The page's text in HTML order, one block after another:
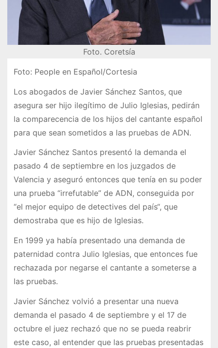
Foto. Coretsía
Foto: People en Español/Cortesia
Los abogados de Javier Sánchez Santos, que
asegura ser hijo ilegítimo de Julio Iglesias, pedirán
la comparecencia de los hijos del cantante español
para que sean sometidos a las pruebas de ADN.
Javier Sánchez Santos presentó la demanda el
pasado 4 de septiembre en los juzgados de
Valencia y aseguró entonces que tenía en su poder
una prueba “irrefutable” de ADN, conseguida por
“el mejor equipo de detectives del país“, que
demostraba que es hijo de Iglesias.
En 1999 ya había presentado una demanda de
paternidad contra Julio Iglesias, que entonces fue
rechazada por negarse el cantante a someterse a
las pruebas.
Javier Sánchez volvió a presentar una nueva
demanda el pasado 4 de septiembre y el 17 de
octubre el juez rechazó que no se pueda reabrir
este caso, al entender que las pruebas presentadas